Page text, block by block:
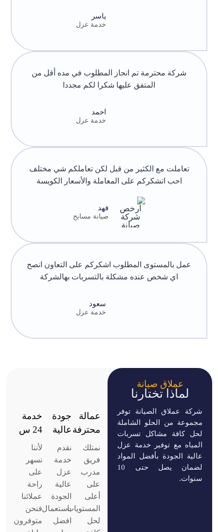
ياسر
خدمة عزل
شركة محترمة تم انجاز المطلوب في مده أقل من
المتفق عليها شكرا لكم مجددا
احمد
خدمة عزل
تعاملت مع الكثير من قبل لكن تعاملكم شي مختلف
احب اتشكركم على المعاملة والأسعار الكويسة
فهد
صيانة مسابح
عمل بالمستوى المطلوب اشكركم على التعاون انصح
اي شخص عنده مشكلة بالتسربات بهالشركة
سعود
خدمة عزل
عملاق صيانة
لماذا تختارنا
شركة عملاق الصيانة توفر
مجموعة من الحلو الشاملة
لحل كافة مشاكل تسربات
المياه مع توفير خدمة عزل
عالية الجودة بأفضل المواد
لضمان يصل حتى 10
سنوات.
عمالة
محترفة
نمتلك
فريق
مدرب
على
أعلى
المستويات
لحل
جودة
عالية
نقدم
خدمة
عزل
عالية
الجودة
باستعمال
افضل
خدمة
24 س
لأننا
نسهر
على
راحة
عملائنا
فنحن
متوفرون